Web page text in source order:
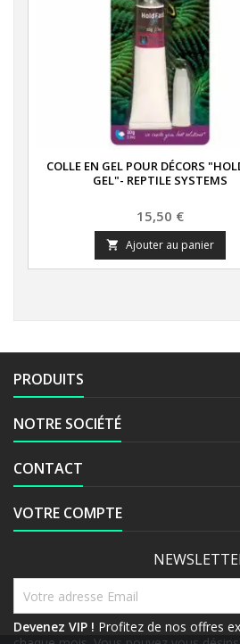
COLLE EN GEL POUR DÉCORS
GEL"- REPTILE SYSTEMS
Prix
15,50 €
 Ajouter au panier
PRODUITS
NOTRE SOCIÉTÉ
CONTACT
VOTRE COMPTE
Devenez VIP ! Profitez de nos offres